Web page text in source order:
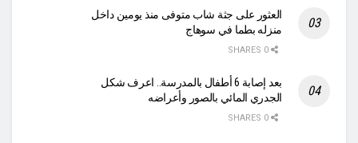
العثور على جثة شاب متوفى منذ يومين داخل
منزله بطما في سوهاج
بعد إصابة 6 أطفال بالمدرسة.. اعرف شكل
الجدري المائي بالصور وأعراضه